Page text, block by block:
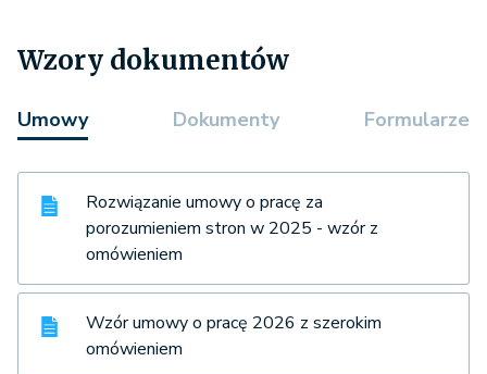
Wzory dokumentów
Umowy Dokumenty Formularze
Rozwiązanie umowy o pracę za
porozumieniem stron w 2025 - wzór z
omówieniem
Wzór umowy o pracę 2026 z szerokim
omówieniem